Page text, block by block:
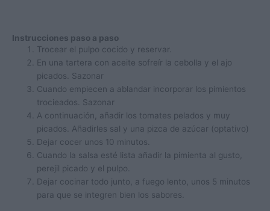
Instrucciones paso a paso
Trocear el pulpo cocido y reservar.
En una tartera con aceite sofreír la cebolla y el ajo
picados. Sazonar
Cuando empiecen a ablandar incorporar los pimientos
trocieados. Sazonar
A continuación, añadir los tomates pelados y muy
picados. Añadirles sal y una pizca de azúcar (optativo)
Dejar cocer unos 10 minutos.
Cuando la salsa esté lista añadir la pimienta al gusto,
perejil picado y el pulpo.
Dejar cocinar todo junto, a fuego lento, unos 5 minutos
para que se integren bien los sabores.